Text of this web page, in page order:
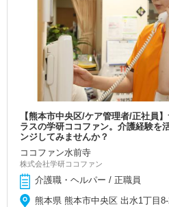
【熊本市中央区/ケア管理者/正社員
ラスの学研ココファン。介護経験を
ンジしてみませんか？
ココファン水前寺
株式会社学研ココファン
介護職・ヘルパー / 正職員
熊本県 熊本市中央区 出水1丁目